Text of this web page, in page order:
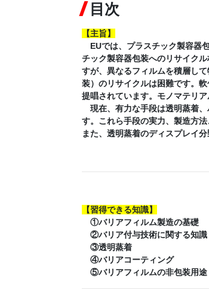
目次
【主旨】
EUでは、プラスチック製容器
チック製容器包装へのリサイク
すが、異なるフィルムを積層し
装）のリサイクルは困難です。
提唱されています。モノマテリ
現在、有力な手段は透明蒸着、
す。これら手段の実力、製造方
また、透明蒸着のディスプレイ
【習得できる知識】
①バリアフィルム製造の基礎
②バリア付与技術に関する知識
③透明蒸着
④バリアコーティング
⑤バリアフィルムの非包装用途